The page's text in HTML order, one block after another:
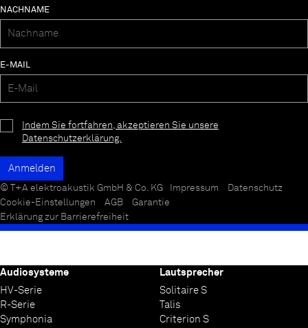
NACHNAME
E-MAIL
Indem Sie fortfahren, akzeptieren Sie unsere
Datenschutzerklärung.
© T+A elektroakustik GmbH & Co. KG Impressum
Datenschutz
Cookie-Einstellungen
AGB
Garantie
Erklärung zur Barrierefreiheit
Audiosysteme
HV-Serie
R-Serie
Symphonia
Lautsprecher
Solitaire S
Talis
Criterion S